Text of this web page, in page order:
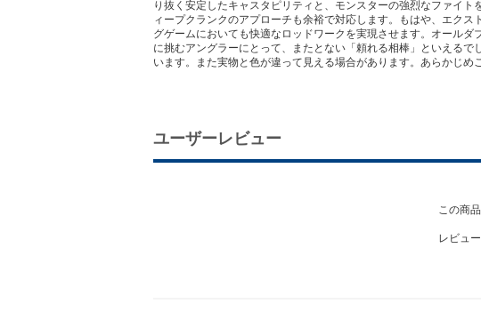
り抜く安定したキャスタピリティと、モンスターの強烈なファイ
ィープクランクのアプローチも余裕で対応します。もはや、エク
グゲームにおいても快適なロッドワークを実現させます。オール
に挑むアングラーにとって、またとない「頼れる相棒」といえる
います。また実物と色が違って見える場合があります。あらかじめ
ユーザーレビュー
この商
レビュ